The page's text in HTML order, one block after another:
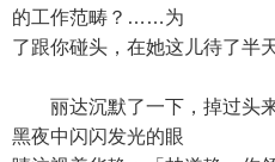
的工作范畴？……为
了跟你碰头，在她这儿待了半
丽达沉默了一下，掉过头
黑夜中闪闪发光的眼